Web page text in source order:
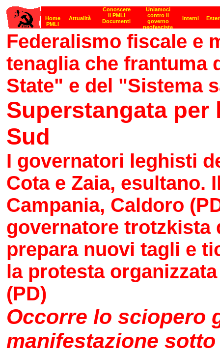
Federalismo fiscale e
tenaglia che frantuma
State" e del "Sistema
Superstangata per
Sud
I governatori leghisti
Cota e Zaia, esultano.
Campania, Caldoro
governatore trotzkista
prepara nuovi tagli e
la protesta
(PD)
Occorre lo sciopero
manifestazione